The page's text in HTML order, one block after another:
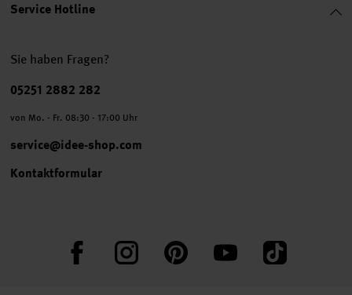
Service Hotline
Sie haben Fragen?
Telefonnummer
05251 2882 282
von Mo. - Fr. 08:30 - 17:00 Uhr
service@idee-shop.com
Kontaktformular
FacebookInstagram PinterestYouTube TikTok